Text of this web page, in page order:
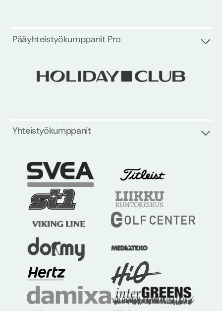
Pääyhteistyökumppanit Pro
Yhteistyökumppanit